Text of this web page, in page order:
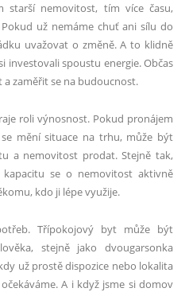
starší nemovitost, tím více času,
už nemáme chuť ani sílu do
uvažovat o změně. A to klidně
investovali spoustu energie. Občas
zaměřit se na budoucnost.
roli výnosnost. Pokud pronájem
mění situace na trhu, může být
a nemovitost prodat. Stejně tak,
se o nemovitost aktivně
kdo ji lépe využije.
Třípokojový byt může být
stejně jako dvougarsonka
už prostě dispozice nebo lokalita
A i když jsme si domov